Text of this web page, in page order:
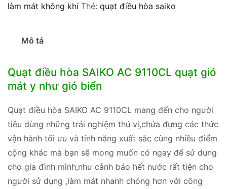
làm mát không khí Thẻ: quạt điều hòa saiko
Mô tả
Quạt điều hòa SAIKO AC 9110CL quạt gió
mát y như gió biển
Quạt điều hòa SAIKO AC 9110CL mang đến cho người
tiêu dùng những trải nghiệm thú vị,chứa đựng các thức
vận hành tối ưu và tính năng xuất sắc cùng nhiều điểm
cộng khác mà bạn sẽ mong muốn có ngay để sử dụng
cho gia đình mình,như cảnh báo hết nước rất tiện cho
người sử dụng ,làm mát nhanh chóng hơn với công